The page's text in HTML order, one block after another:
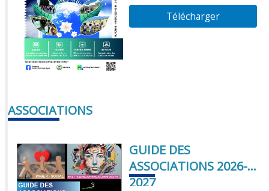
Télécharger
ASSOCIATIONS
GUIDE DES
ASSOCIATIONS 2026-
2027